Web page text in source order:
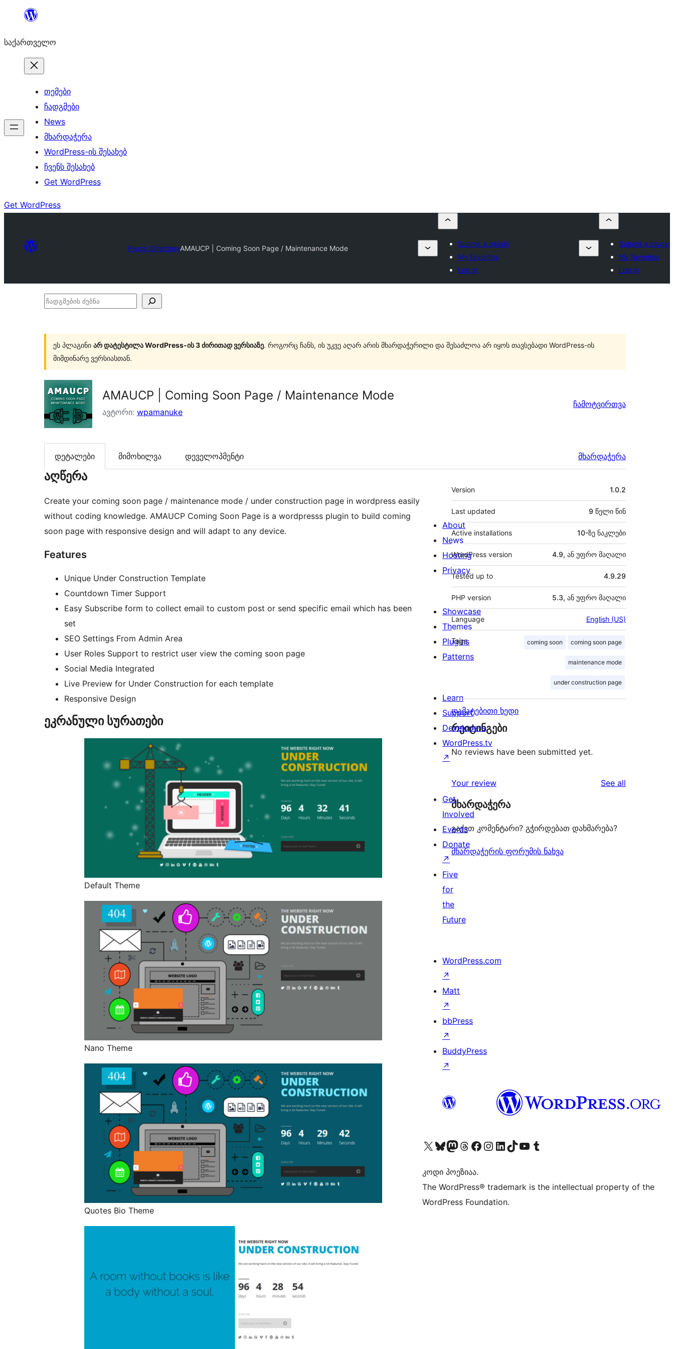
შიგთავსზე
საქართველო
თემები
ჩადგმები
News
მხარდაჭერა
WordPress-ის შესახებ
ჩვენს შესახებ
Get WordPress
Get WordPress
Plugin DirectoryAMAUCP | Coming Soon Page / Maintenance Mode
Submit a plugin
My favorites
Log in
Submit a plugin
My favorites
Log in
ჩადგმების
ეს პლაგინი არ დატესტილა WordPress-ის 3 ძირითად ვერსიაზე. როგორც ჩანს, ის უკვე აღარ არის მხარდაჭერილი და შესაძლოა არ იყოს თავსებადი WordPress-ის
მიმდინარე ვერსიასთან.
AMAUCP | Coming Soon Page / Maintenance Mode
ავტორი: wpamanuke
ჩამოტვირთვა
დეტალები მიმოხილვა დეველოპმენტი მხარდაჭერა
აღწერა
Create your coming soon page / maintenance mode / under construction page in wordpress easily
without coding knowledge. AMAUCP Coming Soon Page is a wordpresss plugin to build coming
soon page with responsive design and will adapt to any device.
Features
Unique Under Construction Template
Countdown Timer Support
Easy Subscribe form to collect email to custom post or send specific email which has been
set
SEO Settings From Admin Area
User Roles Support to restrict user view the coming soon page
Social Media Integrated
Live Preview for Under Construction for each template
Responsive Design
ეკრანული სურათები
Default Theme
Nano Theme
Quotes Bio Theme
მეტა
Version 1.0.2
Last updated 9 წელი წინ
Active installations 10-ზე ნაკლები
WordPress version 4.9, ან უფრო მაღალი
Tested up to 4.9.29
PHP version 5.3, ან უფრო მაღალი
Language English (US)
Tags coming soon coming soon page
maintenance mode
under construction page
დამატებითი ხედი
რეიტინგები
No reviews have been submitted yet.
Your review See all
მხარდაჭერა
გაქვთ კომენტარი? გჭირდებათ დახმარება?
მხარდაჭერის ფორუმის ნახვა
About
News
Hosting
Privacy
Showcase
Themes
Plugins
Patterns
Learn
Support
Developers
WordPress.tv
↗
Get
Involved
Events
Donate
↗
Five
for
the
Future
WordPress.com
↗
Matt
↗
bbPress
↗
BuddyPress
↗
Visit our X (formerly Twitter) account
Visit our Bluesky account
Visit our Mastodon account
Visit our Threads account
Visit our Facebook page
Visit our Instagram account
Visit our LinkedIn account
Visit our TikTok account
Visit our YouTube channel
Visit our Tumblr account
კოდი პოეზიაა.
The WordPress® trademark is the intellectual property of the
WordPress Foundation.